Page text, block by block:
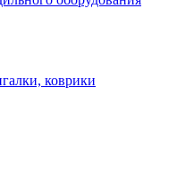
коврики